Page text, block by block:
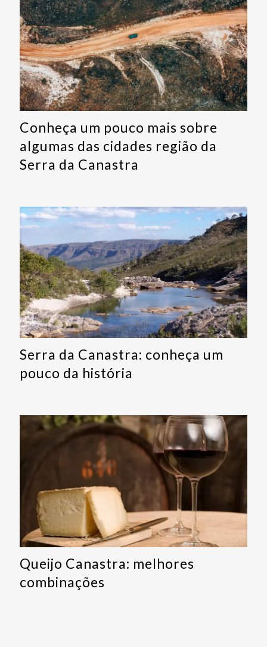
Conheça um pouco mais sobre
algumas das cidades região da
Serra da Canastra
Serra da Canastra: conheça um
pouco da história
Queijo Canastra: melhores
combinações